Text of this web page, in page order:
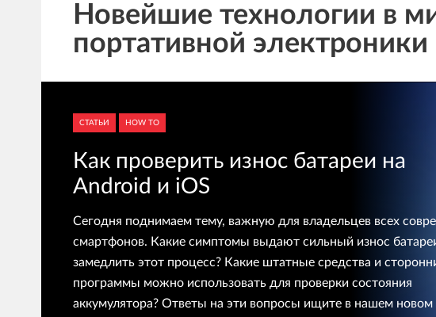
Новейшие технологии в
портативной электроники
СТАТЬИ HOW TO
Как проверить износ батареи на
Android и iOS
Сегодня поднимаем тему, важную для владельцев всех
смартфонов. Какие симптомы выдают сильный износ
замедлить этот процесс? Какие штатные средства и
программы можно использовать для проверки состояния
аккумулятора? Ответы на эти вопросы ищите в нашем новом